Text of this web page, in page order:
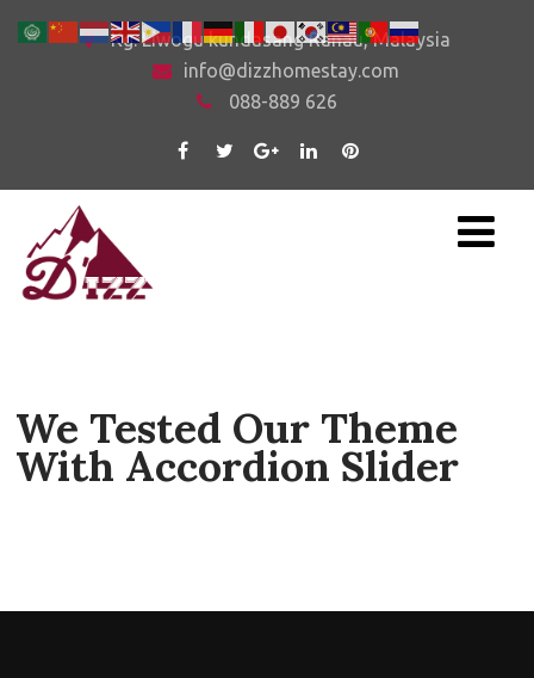
Kg. Liwogu kundasang Ranau, Malaysia
info@dizzhomestay.com
088-889 626
We Tested Our Theme
With Accordion Slider